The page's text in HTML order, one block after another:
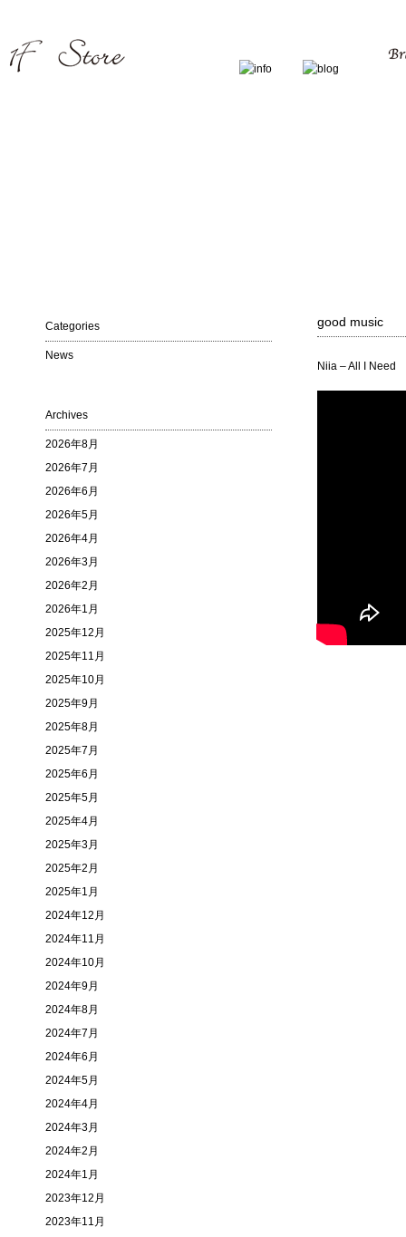
good music
Niia – All I Need
Categories
News
Archives
2026年8月
2026年7月
2026年6月
2026年5月
2026年4月
2026年3月
2026年2月
2026年1月
2025年12月
2025年11月
2025年10月
2025年9月
2025年8月
2025年7月
2025年6月
2025年5月
2025年4月
2025年3月
2025年2月
2025年1月
2024年12月
2024年11月
2024年10月
2024年9月
2024年8月
2024年7月
2024年6月
2024年5月
2024年4月
2024年3月
2024年2月
2024年1月
2023年12月
2023年11月